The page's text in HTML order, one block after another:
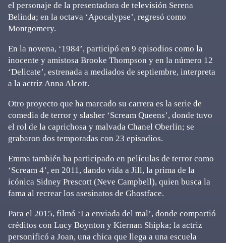
el personaje de la presentadora de televisión Serena
Belinda; en la octava ‘Apocalypse’, regresó como
Montgomery.
En la novena, ‘1984’, participó en 9 episodios como la
inocente y amistosa Brooke Thompson y en la número 12
‘Delicate’, estrenada a mediados de septiembre, interpreta
a la actriz Anna Alcott.
Otro proyecto que ha marcado su carrera es la serie de
comedia de terror y slasher ‘Scream Queens’, donde tuvo
el rol de la caprichosa y malvada Chanel Oberlin; se
grabaron dos temporadas con 23 episodios.
Emma también ha participado en películas de terror como
‘Scream 4’, en 2011, dando vida a Jill, la prima de la
icónica Sidney Prescott (Neve Campbell), quien busca la
fama al recrear los asesinatos de Ghostface.
Para el 2015, filmó ‘La enviada del mal’, donde compartió
créditos con Lucy Boynton y Kiernan Shipka; la actriz
personificó a Joan, una chica que llega a una escuela